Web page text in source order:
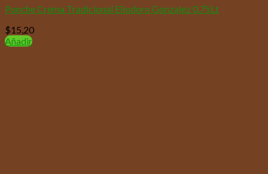
Ponche Crema Tradicional Eliodoro Gonzalez 0.75Lt
$15,20
Añadir